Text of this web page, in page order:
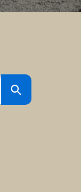
Search Button